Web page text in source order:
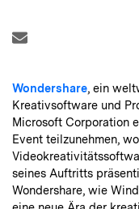
Wondershare, ein
Kreativsoftware und
Microsoft Corporation
Event teilzunehmen,
seines Auftritts
Wondershare, wie